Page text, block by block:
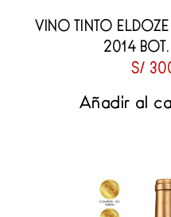
VINO TINTO
2014
S/
Añadir al